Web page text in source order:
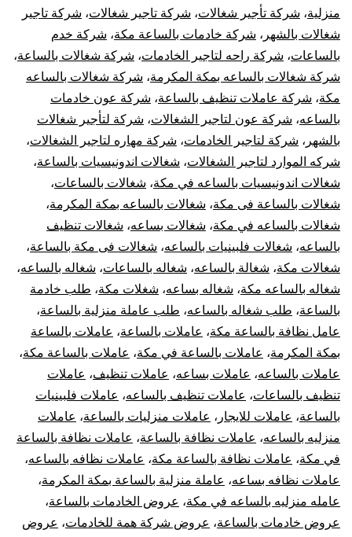
منزلية، شركة تأجير شغالات، شركة تاجير شغالات، شركة تاجير
شغالات بالشهر ، شركة خادمات بالساعة مكة، شركة خدم
بالساعات، شركة راحه لتاجير الخادمات، شركة شغالات بالساعة،
شركة شغالات بالساعه بمكة المكرمة، شركة شغالات بالساعه
مكة، شركة عاملات تنظيف بالساعة، شركة عون خادمات
بالساعه، شركة عون لتاجير الشغالات، شركة لتأجير شغالات
بالشهر ، شركة لتاجير الخادمات، شركة مهاره لتاجير الشغالات،
شركه الموارد لتاجير الشغالات، شغالات اندونيسيات بالساعة،
شغالات اندونيسيات بالساعه في مكة، شغالات بالساعات،
شغالات بالساعة فى مكة، شغالات بالساعه بمكة المكرمة،
شغالات بالساعه في مكة، شغالات بساعه، شغالات تنظيف
بالساعه، شغالات فلبينيات بالساعه، شغالات فى مكة بالساعة،
شغالات مكة، شغالة بالساعه، شغاله بالساعات، شغاله بالساعه،
شغاله بالساعه مكة، شغاله بساعه، شغلات مكة، طلب خادمة
بالساعة، طلب شغاله بالساعه، طلب عاملة منزلية بالساعة،
عامل نظافة بالساعة مكة، عاملات بالساعة، عاملات بالساعة
بمكة المكرمة، عاملات بالساعة في مكة، عاملات بالساعة مكة،
عاملات بالساعه، عاملات بساعه، عاملات تنظيف، عاملات
تنظيف بالساعات، عاملات تنظيف بالساعه، عاملات فلبينيات
بالساعة، عاملات للايجار ، عاملات منزليات بالساعة، عاملات
منزليه بالساعه، عاملات نظافة بالساعة، عاملات نظافة بالساعة
في مكة، عاملات نظافة بالساعة مكة، عاملات نظافه بالساعه،
عاملات نظافه بساعه، عاملة منزلية بالساعة بمكة المكرمة،
عامله منزليه بالساعه في مكة، عروض الخادمات بالساعة،
عروض خادمات بالساعة، عروض شركة همة للخادمات، عروض